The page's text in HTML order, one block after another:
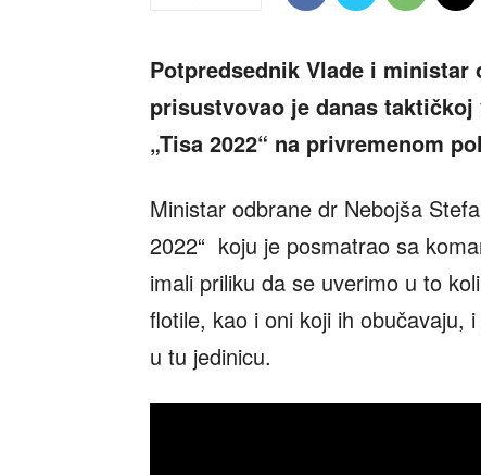
Potpredsednik Vlade i ministar
prisustvovao je danas
„Tisa 2022“ na privremenom
Ministar odbrane dr Nebojša
2022“ koju je posmatrao sa
imali priliku da se uverimo u to
flotile, kao i oni koji ih obučavaju,
u tu jedinicu.